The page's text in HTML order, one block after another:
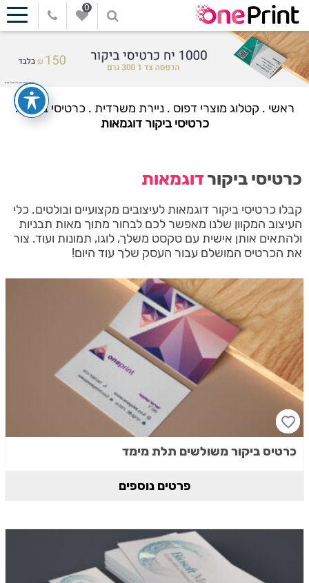
0
ראשי . קטלוג מוצרי דפוס .ניירת משרדית . כרטיסי ביקור.
כרטיסי ביקור דוגמאות
כרטיסי ביקורדוגמאות
קבלו כרטיסי ביקור דוגמאות לעיצובים מקצועיים ובולטים. כלי
העיצוב המקוון שלנו מאפשר לכם לבחור מתוך מאות תבניות
ולהתאים אותן אישית עם טקסט משלך, לוגו, תמונות ועוד. צור
את הכרטיס המושלם עבור העסק שלך עוד היום!
כרטיס ביקור משולשים תלת מימד
פרטים נוספים